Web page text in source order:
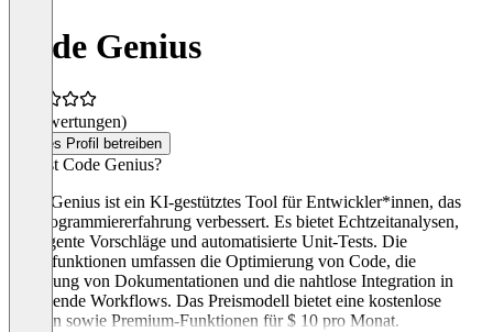
Code Genius
(0 Bewertungen)
Dieses Profil betreiben
Was ist Code Genius?
Code Genius ist ein KI-gestütztes Tool für Entwickler*innen, das
die Programmiererfahrung verbessert. Es bietet Echtzeitanalysen,
intelligente Vorschläge und automatisierte Unit-Tests. Die
Hauptfunktionen umfassen die Optimierung von Code, die
Erstellung von Dokumentationen und die nahtlose Integration in
bestehende Workflows. Das Preismodell bietet eine kostenlose
Version sowie Premium-Funktionen für $ 10 pro Monat.